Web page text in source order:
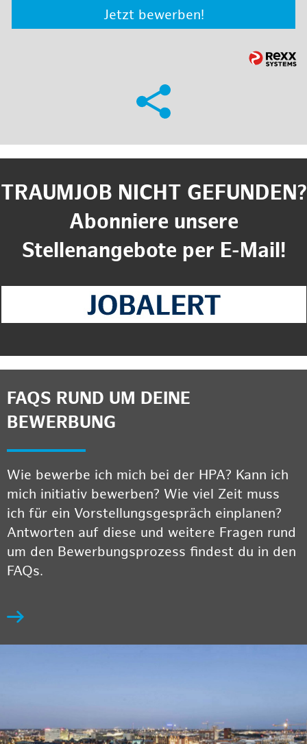
Jetzt bewerben!
TRAUMJOB NICHT GEFUNDEN?
Abonniere unsere
Stellenangebote per E-Mail!
FAQS RUND UM DEINE
BEWERBUNG
Wie bewerbe ich mich bei der HPA? Kann ich
mich initiativ bewerben? Wie viel Zeit muss
ich für ein Vorstellungsgespräch einplanen?
Antworten auf diese und weitere Fragen rund
um den Bewerbungsprozess findest du in den
FAQs.